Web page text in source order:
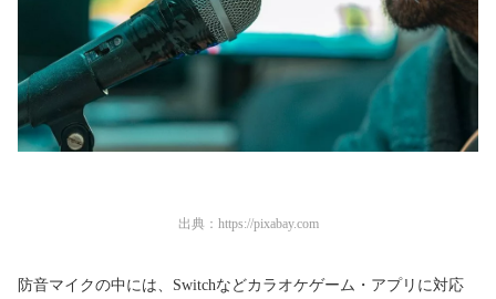
出典： https://pixabay.com
防音マイクの中には、Switchなどカラオケゲーム・アプリに対応